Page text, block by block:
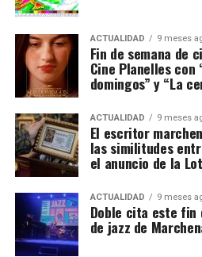
ACTUALIDAD 9 meses
Fin de semana de
Cine Planelles con
domingos” y “La
ACTUALIDAD 9 meses
El escritor
las similitudes
el anuncio de la
ACTUALIDAD 9 meses
Doble cita este fin
de jazz de